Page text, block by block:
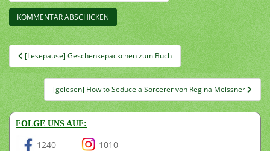
Beitragsnavigation
[Lesepause] Geschenkepäckchen zum Buch
[gelesen] How to Seduce a Sorcerer von Regina Meissner
FOLGE UNS AUF:
1240 1010